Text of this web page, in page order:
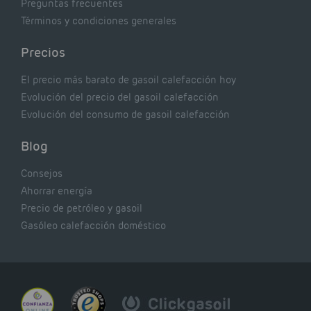
Preguntas frecuentes
Términos y condiciones generales
Precios
El precio más barato de gasoil calefacción hoy
Evolución del precio del gasoil calefacción
Evolución del consumo de gasoil calefacción
Blog
Consejos
Ahorrar energía
Precio de petróleo y gasoil
Gasóleo calefacción doméstico